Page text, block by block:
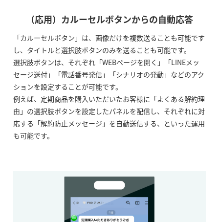
（応用）カルーセルボタンからの自動応答
「カルーセルボタン」は、画像だけを複数送ることも可能です
し、タイトルと選択肢ボタンのみを送ることも可能です。
選択肢ボタンは、それぞれ「WEBページを開く」「LINEメッ
セージ送付」「電話番号発信」「シナリオの発動」などのアク
ションを設定することが可能です。
例えば、定期商品を購入いただいたお客様に「よくある解約理
由」の選択肢ボタンを設定したパネルを配信し、それぞれに対
応する「解約防止メッセージ」を自動送信する、といった運用
も可能です。